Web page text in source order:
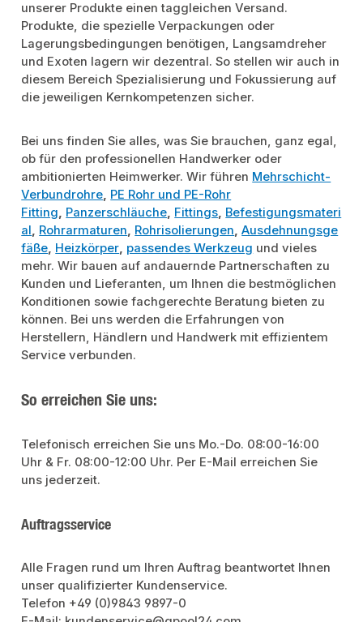
unserer Produkte einen taggleichen Versand.
Produkte, die spezielle Verpackungen oder
Lagerungsbedingungen benötigen, Langsamdreher
und Exoten lagern wir dezentral. So stellen wir auch in
diesem Bereich Spezialisierung und Fokussierung auf
die jeweiligen Kernkompetenzen sicher.
Bei uns finden Sie alles, was Sie brauchen, ganz egal,
ob für den professionellen Handwerker oder
ambitionierten Heimwerker. Wir führen Mehrschicht-
Verbundrohre, PE Rohr und PE-Rohr
Fitting, Panzerschläuche, Fittings, Befestigungsmateri
al, Rohrarmaturen, Rohrisolierungen,Ausdehnungsge
fäße, Heizkörper, passendes Werkzeug und vieles
mehr. Wir bauen auf andauernde Partnerschaften zu
Kunden und Lieferanten, um Ihnen die bestmöglichen
Konditionen sowie fachgerechte Beratung bieten zu
können. Bei uns werden die Erfahrungen von
Herstellern, Händlern und Handwerk mit effizientem
Service verbunden.
So erreichen Sie uns:
Telefonisch erreichen Sie uns Mo.-Do. 08:00-16:00
Uhr & Fr. 08:00-12:00 Uhr. Per E-Mail erreichen Sie
uns jederzeit.
Auftragsservice
Alle Fragen rund um Ihren Auftrag beantwortet Ihnen
unser qualifizierter Kundenservice.
Telefon +49 (0)9843 9897-0